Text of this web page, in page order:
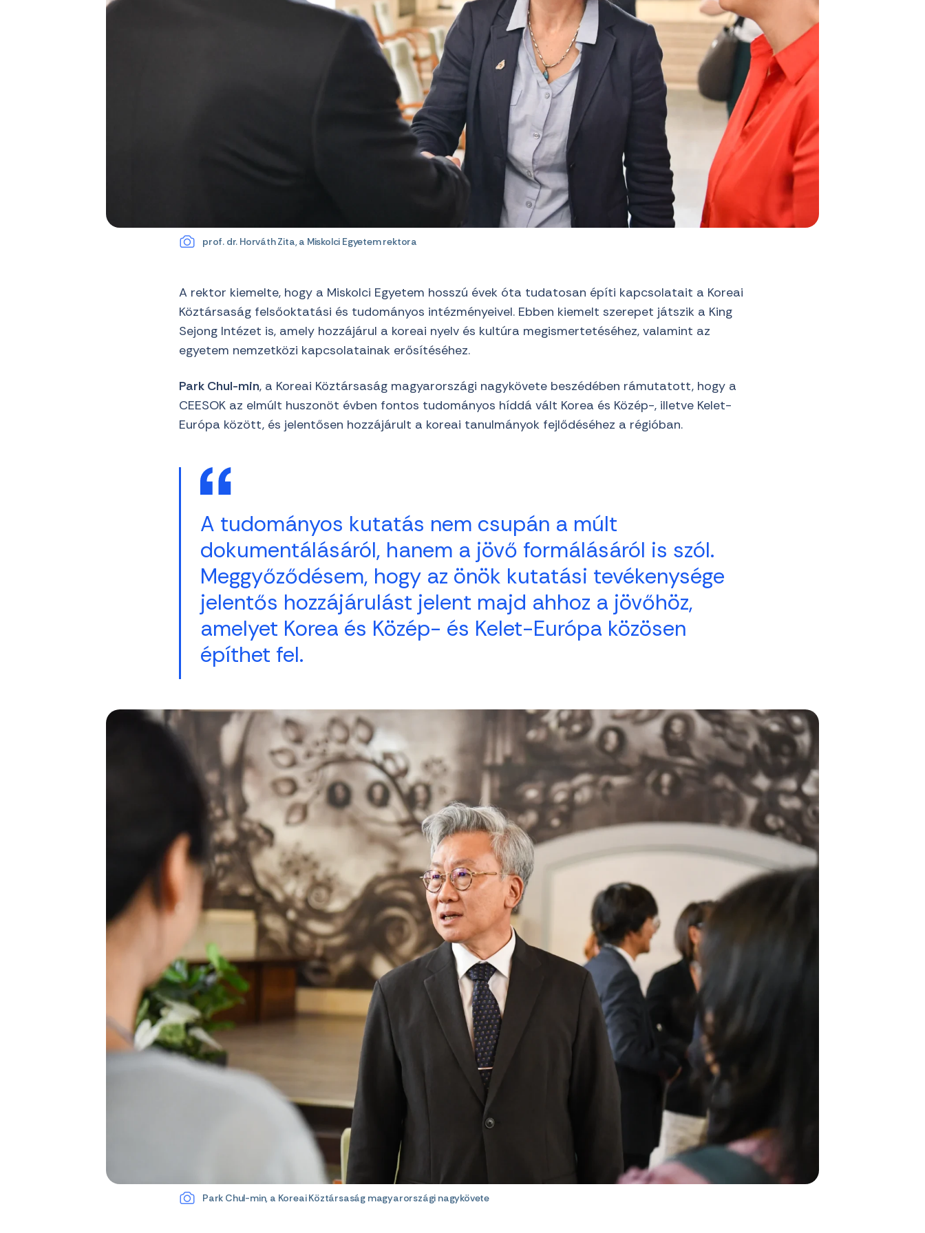
prof. dr. Horváth Zita, a Miskolci Egyetem rektora
A rektor kiemelte, hogy a Miskolci Egyetem hosszú évek óta tudatosan építi kapcsolatait a Koreai
Köztársaság felsőoktatási és tudományos intézményeivel. Ebben kiemelt szerepet játszik a King
Sejong Intézet is, amely hozzájárul a koreai nyelv és kultúra megismertetéséhez, valamint az
egyetem nemzetközi kapcsolatainak erősítéséhez.
Park Chul-min, a Koreai Köztársaság magyarországi nagykövete beszédében rámutatott, hogy a
CEESOK az elmúlt huszonöt évben fontos tudományos híddá vált Korea és Közép-, illetve Kelet-
Európa között, és jelentősen hozzájárult a koreai tanulmányok fejlődéséhez a régióban.
A tudományos kutatás nem csupán a múlt
dokumentálásáról, hanem a jövő formálásáról is szól.
Meggyőződésem, hogy az önök kutatási tevékenysége
jelentős hozzájárulást jelent majd ahhoz a jövőhöz,
amelyet Korea és Közép- és Kelet-Európa közösen
építhet fel.
Park Chul-min, a Koreai Köztársaság magyarországi nagykövete